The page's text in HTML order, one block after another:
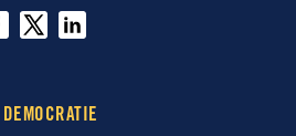
DEMOCRATIE